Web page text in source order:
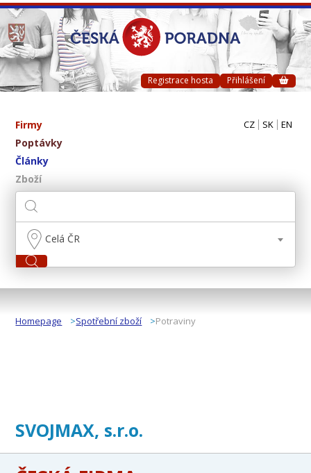
Registrace hosta Přihlášení
Firmy
Poptávky
Články
Zboží
CZ SK EN
Celá ČR
Homepage Spotřební zboží Potraviny
SVOJMAX, s.r.o.